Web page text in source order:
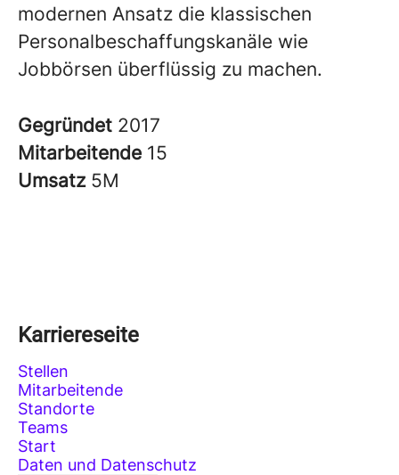
modernen Ansatz die klassischen
Personalbeschaffungskanäle wie
Jobbörsen überflüssig zu machen.
Gegründet 2017
Mitarbeitende 15
Umsatz 5M
Karriereseite
Stellen
Mitarbeitende
Standorte
Teams
Start
Daten und Datenschutz